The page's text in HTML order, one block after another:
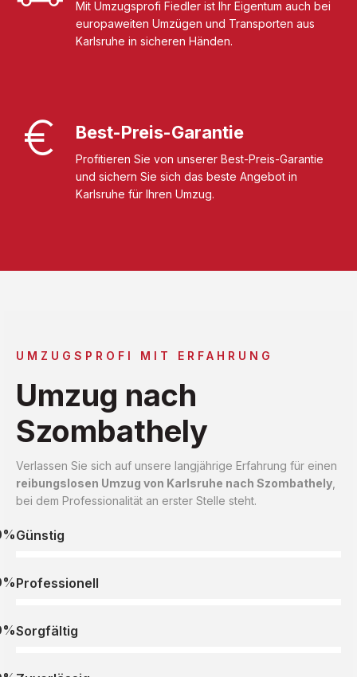
Mit Umzugsprofi Fiedler ist Ihr Eigentum auch bei
europaweiten Umzügen und Transporten aus
Karlsruhe in sicheren Händen.
Best-Preis-Garantie
Profitieren Sie von unserer Best-Preis-Garantie
und sichern Sie sich das beste Angebot in
Karlsruhe für Ihren Umzug.
UMZUGSPROFI MIT ERFAHRUNG
Umzug nach
Szombathely
Verlassen Sie sich auf unsere langjährige Erfahrung für einen
reibungslosen Umzug von Karlsruhe nach Szombathely
bei dem Professionalität an erster Stelle steht.
Günstig
Professionell
Sorgfältig